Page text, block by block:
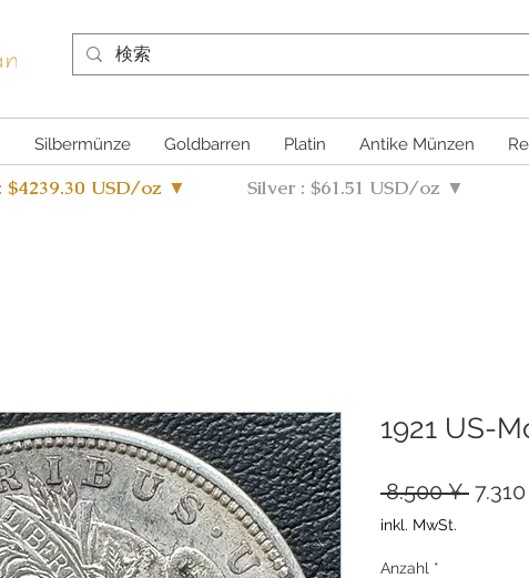
Silbermünze Goldbarren Platin Antike Münzen
$4239.30 USD/oz ▼ Silver : $61.51 USD/oz ▼
1921 US-
8.500 ¥
inkl. MwSt.
Anzahl *